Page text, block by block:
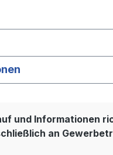
und Informationen
an